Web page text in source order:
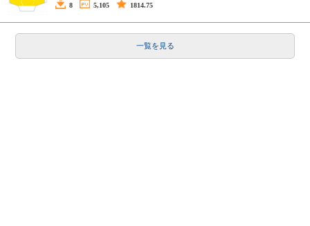
8 5,105 1814.75
一覧を見る